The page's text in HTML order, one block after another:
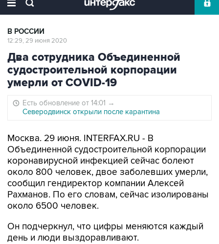
В РОССИИ
12:29, 29 июня 2020
Два сотрудника Объединенной
судостроительной корпорации
умерли от COVID-19
Есть обновление от 14:01 →
Северодвинск открыли после карантина
Москва. 29 июня. INTERFAX.RU - В
Объединенной судостроительной корпорации
коронавирусной инфекцией сейчас болеют
около 800 человек, двое заболевших умерли,
сообщил гендиректор компании Алексей
Рахманов. По его словам, сейчас изолированы
около 6500 человек.
Он подчеркнул, что цифры меняются каждый
день и люди выздоравливают.